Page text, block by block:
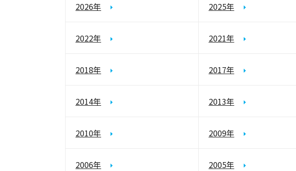
2026年 2025年
2022年 2021年
2018年 2017年
2014年 2013年
2010年 2009年
2006年 2005年